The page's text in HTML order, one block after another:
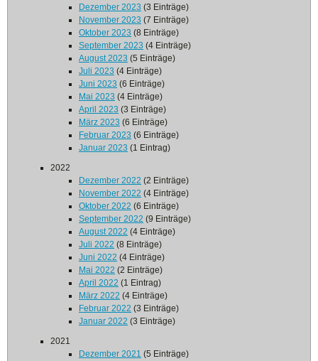
Dezember 2023 (3 Einträge)
November 2023 (7 Einträge)
Oktober 2023 (8 Einträge)
September 2023 (4 Einträge)
August 2023 (5 Einträge)
Juli 2023 (4 Einträge)
Juni 2023 (6 Einträge)
Mai 2023 (4 Einträge)
April 2023 (3 Einträge)
März 2023 (6 Einträge)
Februar 2023 (6 Einträge)
Januar 2023 (1 Eintrag)
2022
Dezember 2022 (2 Einträge)
November 2022 (4 Einträge)
Oktober 2022 (6 Einträge)
September 2022 (9 Einträge)
August 2022 (4 Einträge)
Juli 2022 (8 Einträge)
Juni 2022 (4 Einträge)
Mai 2022 (2 Einträge)
April 2022 (1 Eintrag)
März 2022 (4 Einträge)
Februar 2022 (3 Einträge)
Januar 2022 (3 Einträge)
2021
Dezember 2021 (5 Einträge)